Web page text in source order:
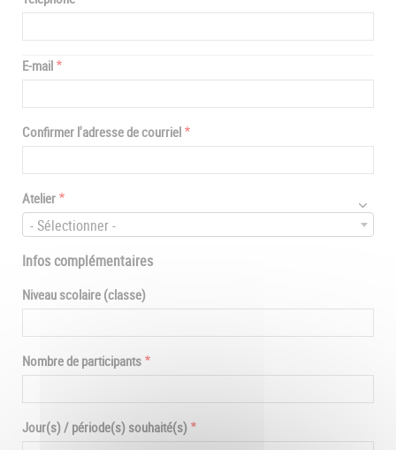
E-
mail
E-mail
Confirmer l'adresse de courriel
Atelier
- Sélectionner -
Infos complémentaires
Niveau scolaire (classe)
Nombre de participants
Jour(s) / période(s) souhaité(s)